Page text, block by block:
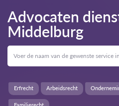
Advocaten
Middelburg
Erfrecht Arbeidsrecht